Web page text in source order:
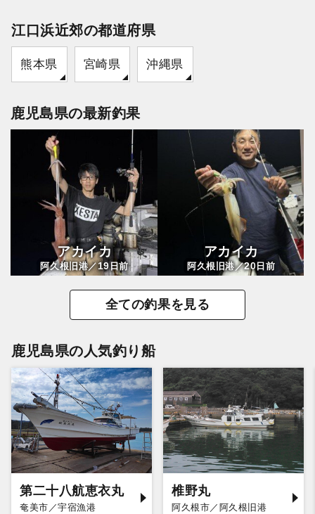
江口浜近郊の都道府県
熊本県 宮崎県 沖縄県
鹿児島県の最新釣果
アカイカ
阿久根旧港／19日前
アカイカ
阿久根旧港／20 日前
全ての釣果を見る
鹿児島県の人気釣り船
第二十八航恵衣丸
奄美市／宇宿漁港
椎野丸
阿久根市／阿久根旧港